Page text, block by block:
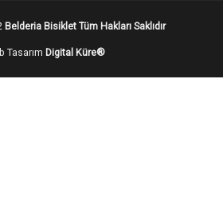
Belderia Bisiklet Tüm Hakları Saklıdır
Tasarım Digital Küre®